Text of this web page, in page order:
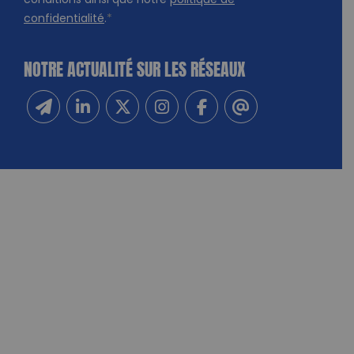
confidentialité.*
NOTRE ACTUALITÉ SUR LES RÉSEAUX